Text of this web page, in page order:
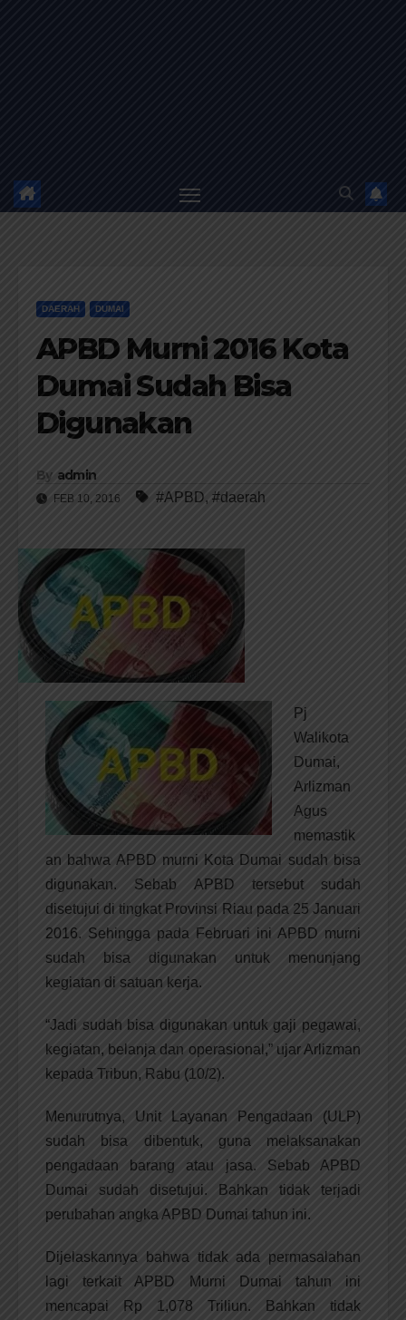
DAERAH DUMAI
APBD Murni 2016 Kota
Dumai Sudah Bisa
Digunakan
By admin
FEB 10, 2016 #APBD, #daerah
Pj
Walikota
Dumai,
Arlizman
Agus
memastik
an bahwa APBD murni Kota Dumai sudah bisa
digunakan. Sebab APBD tersebut sudah
disetujui di tingkat Provinsi Riau pada 25 Januari
2016. Sehingga pada Februari ini APBD murni
sudah bisa digunakan untuk menunjang
kegiatan di satuan kerja.
“Jadi sudah bisa digunakan untuk gaji pegawai,
kegiatan, belanja dan operasional,” ujar Arlizman
kepada Tribun, Rabu (10/2).
Menurutnya, Unit Layanan Pengadaan (ULP)
sudah bisa dibentuk, guna melaksanakan
pengadaan barang atau jasa. Sebab APBD
Dumai sudah disetujui. Bahkan tidak terjadi
perubahan angka APBD Dumai tahun ini.
Dijelaskannya bahwa tidak ada permasalahan
lagi terkait APBD Murni Dumai tahun ini
mencapai Rp 1,078 Triliun. Bahkan tidak